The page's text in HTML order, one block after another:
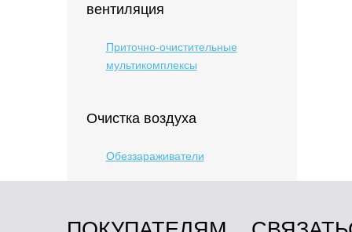
вентиляция
Приточно-очистительные
мультикомплексы
Очистка воздуха
Обеззараживатели